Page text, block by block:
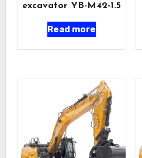
excavator YB-M42-1.5
Read more